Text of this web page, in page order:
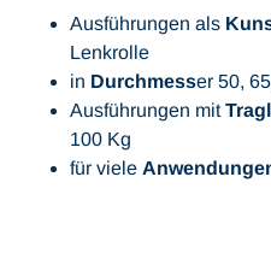
Ausführungen als
Lenkrolle
in Durchmesser 50,
Ausführungen mit
100 Kg
für viele